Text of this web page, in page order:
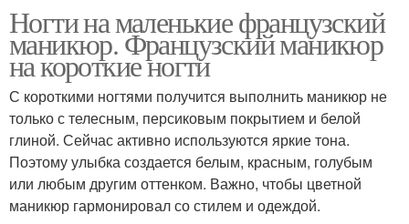
Ногти на маленькие французский
маникюр. Французский маникюр
на короткие ногти
С короткими ногтями получится выполнить маникюр не
только с телесным, персиковым покрытием и белой
глиной. Сейчас активно используются яркие тона.
Поэтому улыбка создается белым, красным, голубым
или любым другим оттенком. Важно, чтобы цветной
маникюр гармонировал со стилем и одеждой.